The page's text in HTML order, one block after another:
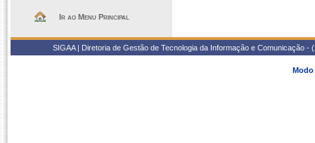
Ir ao Menu Principal
SIGAA | Diretoria de Gestão de Tecnologia da Informação e
Modo